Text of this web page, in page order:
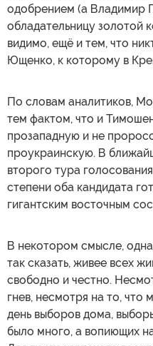
одобрением (а Владимир
обладательницу золотой
видимо, ещё и тем, что
Ющенко, к которому в
По словам аналитиков,
тем фактом, что и
прозападную и не
проукраинскую. В
второго тура
степени оба кандидата
гигантским восточным
В некотором смысле,
так сказать, живее всех
свободно и честно.
гнев, несмотря на то, что
день выборов дома,
было много, а вопиющих